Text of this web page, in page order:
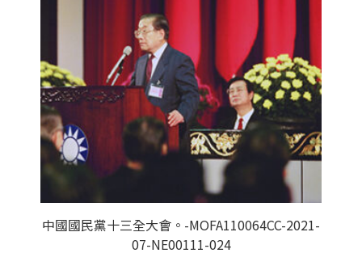
中國國民黨十三全大會。-MOFA110064CC-2021-
07-NE00111-024